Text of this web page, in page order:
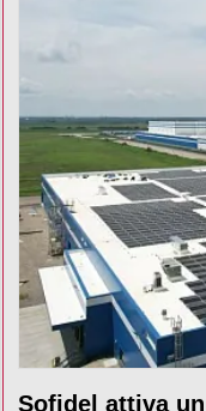
Sofidel attiva